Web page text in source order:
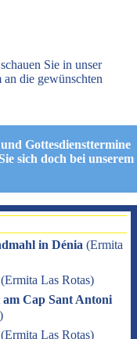
Sie in unser
die gewünschten
Gottesdiensttermine
sich doch bei unserem
in Dénia (Ermita
(Ermita Las Rotas)
Cap Sant Antoni
)
(Ermita Las Rotas)